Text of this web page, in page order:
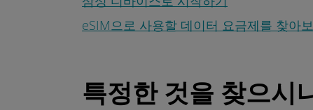
eSIM으로 사용할 데이터 요금제를 찾아
특정한 것을 찾으시